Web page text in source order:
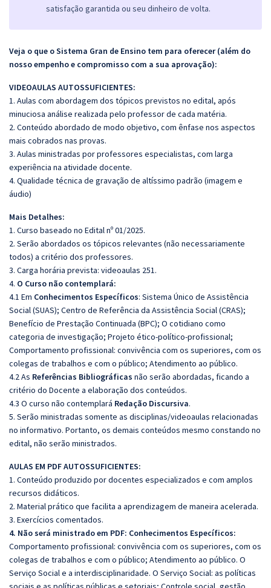
satisfação garantida ou seu dinheiro de volta.
Veja o que o Sistema Gran de Ensino tem para oferecer (além do
nosso empenho e compromisso com a sua aprovação):
VIDEOAULAS AUTOSSUFICIENTES:
1. Aulas com abordagem dos tópicos previstos no edital, após
minuciosa análise realizada pelo professor de cada matéria.
2. Conteúdo abordado de modo objetivo, com ênfase nos aspectos
mais cobrados nas provas.
3. Aulas ministradas por professores especialistas, com larga
experiência na atividade docente.
4. Qualidade técnica de gravação de altíssimo padrão (imagem e
áudio)
Mais Detalhes:
1. Curso baseado no Edital nº 01/2025.
2. Serão abordados os tópicos relevantes (não necessariamente
todos) a critério dos professores.
3. Carga horária prevista: videoaulas 251.
4. O Curso não contemplará:
4.1 Em Conhecimentos Específicos: Sistema Único de Assistência
Social (SUAS); Centro de Referência da Assistência Social (CRAS);
Benefício de Prestação Continuada (BPC); O cotidiano como
categoria de investigação; Projeto ético-político-profissional;
Comportamento profissional: convivência com os superiores, com os
colegas de trabalhos e com o público; Atendimento ao público.
4.2 As Referências Bibliográficas não serão abordadas, ficando a
critério do Docente a elaboração dos conteúdos.
4.3 O curso não contemplará Redação Discursiva.
5. Serão ministradas somente as disciplinas/videoaulas relacionadas
no informativo. Portanto, os demais conteúdos mesmo constando no
edital, não serão ministrados.
AULAS EM PDF AUTOSSUFICIENTES:
1. Conteúdo produzido por docentes especializados e com amplos
recursos didáticos.
2. Material prático que facilita a aprendizagem de maneira acelerada.
3. Exercícios comentados.
4. Não será ministrado em PDF: Conhecimentos Específicos:
Comportamento profissional: convivência com os superiores, com os
colegas de trabalhos e com o público; Atendimento ao público. O
Serviço Social e a interdisciplinaridade. O Serviço Social: as políticas